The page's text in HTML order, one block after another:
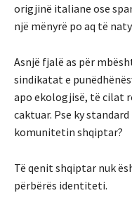
origjinë italiane ose
një mënyrë po aq të
Asnjë fjalë as për
sindikatat e
apo ekologjisë, të cilat
caktuar. Pse ky
komunitetin shqiptar?
Të qenit shqiptar nuk
përbërës identiteti.